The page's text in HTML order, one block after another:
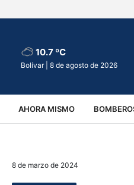
10.7 ºC
Bolívar | 8 de agosto de 2026
AHORA MISMO
VIRALES ACCIDENTES
8 de marzo de 2024